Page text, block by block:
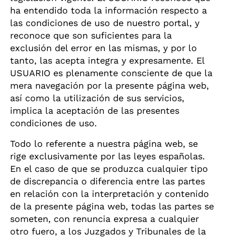
ha entendido toda la información respecto a
las condiciones de uso de nuestro portal, y
reconoce que son suficientes para la
exclusión del error en las mismas, y por lo
tanto, las acepta integra y expresamente. El
USUARIO es plenamente consciente de que la
mera navegación por la presente página web,
así como la utilización de sus servicios,
implica la aceptación de las presentes
condiciones de uso.
Todo lo referente a nuestra página web, se
rige exclusivamente por las leyes españolas.
En el caso de que se produzca cualquier tipo
de discrepancia o diferencia entre las partes
en relación con la interpretación y contenido
de la presente página web, todas las partes se
someten, con renuncia expresa a cualquier
otro fuero, a los Juzgados y Tribunales de la